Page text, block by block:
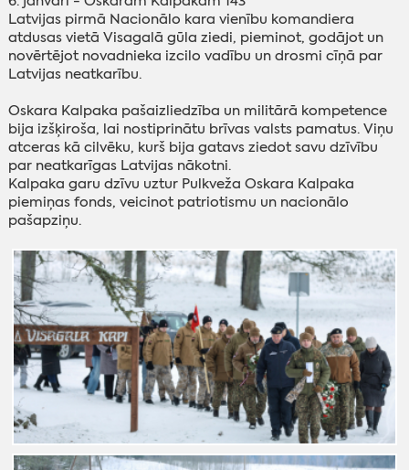
Latvijas pirmā Nacionālo kara vienību komandiera
atdusas vietā Visagalā gūla ziedi, pieminot, godājot un
novērtējot novadnieka izcilo vadību un drosmi cīņā par
Latvijas neatkarību.
Oskara Kalpaka pašaizliedzība un militārā kompetence
bija izšķiroša, lai nostiprinātu brīvas valsts pamatus. Viņu
atceras kā cilvēku, kurš bija gatavs ziedot savu dzīvību
par neatkarīgas Latvijas nākotni.
Kalpaka garu dzīvu uztur Pulkveža Oskara Kalpaka
piemiņas fonds, veicinot patriotismu un nacionālo
pašapziņu.